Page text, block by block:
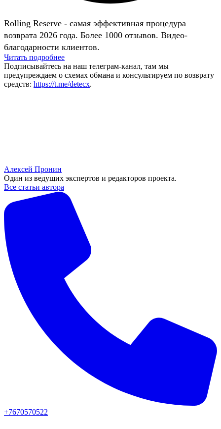
Rolling Reserve - самая эффективная процедура
возврата 2026 года. Более 1000 отзывов. Видео-
благодарности клиентов.
Читать подробнее
Подписывайтесь на наш телеграм-канал, там мы
предупреждаем о схемах обмана и консультируем по возврату
средств: https://t.me/detecx.
Алексей Пронин
Один из ведущих экспертов и редакторов проекта.
Все статьи автора
+7670570522